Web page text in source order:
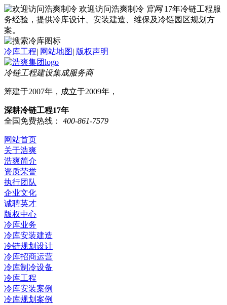
欢迎访问浩爽制冷 官网 17年冷链工程服
务经验，提供冷库设计、安装建造、维保及冷链园区规划方
案。
冷库工程| 网站地图| 版权声明
冷链工程建设集成服务商
筹建于2007年，成立于2009年，
深耕冷链工程17年
全国免费热线：
400-861-7579
网站首页
关于浩爽
浩爽简介
资质荣誉
执行团队
企业文化
诚聘英才
版权中心
冷库业务
冷库安装建造
冷链规划设计
冷库招商运营
冷库制冷设备
冷库工程
冷库安装案例
冷库规划案例